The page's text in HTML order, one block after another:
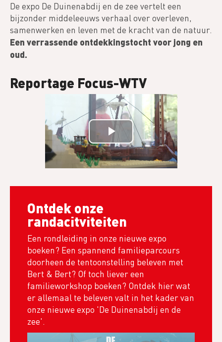
De expo De Duinenabdij en de zee vertelt een
bijzonder middeleeuws verhaal over overleven,
samenwerken en leven met de kracht van de natuur.
Een verrassende ontdekkingstocht voor jong en
oud.
Reportage Focus-WTV
Ontdek onze
randacitviteiten
Een rondleiding in onze nieuwe expo
boeken? Een spannend familieparcours
doorheen de tentoonstelling beleven met
Bert & Bert? Of toch liever een
familieworkshop boeken? Ontdek hier wat
er allemaal te beleven valt in het kader van
onze nieuwe expo 'De Duinenabdij en de
zee'.